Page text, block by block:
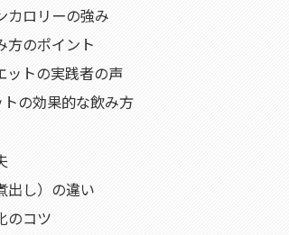
カロリーの強み
方のポイント
ットの実践者の声
の効果的な飲み方
出し）の違い
のコツ